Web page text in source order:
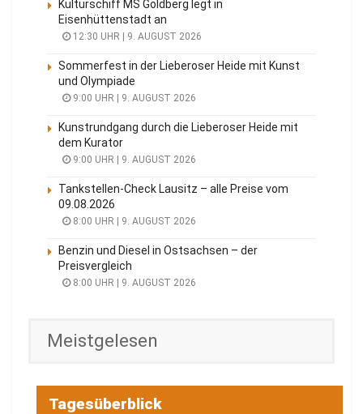
Kulturschiff MS Goldberg legt in
Eisenhüttenstadt an
12:30 UHR | 9. AUGUST 2026
Sommerfest in der Lieberoser Heide mit Kunst
und Olympiade
9:00 UHR | 9. AUGUST 2026
Kunstrundgang durch die Lieberoser Heide mit
dem Kurator
9:00 UHR | 9. AUGUST 2026
Tankstellen-Check Lausitz – alle Preise vom
09.08.2026
8:00 UHR | 9. AUGUST 2026
Benzin und Diesel in Ostsachsen – der
Preisvergleich
8:00 UHR | 9. AUGUST 2026
Meistgelesen
Tagesüberblick